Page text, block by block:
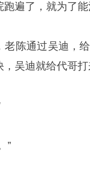
遍了，就为了能
老陈通过吴迪，
吴迪就给代哥打
”